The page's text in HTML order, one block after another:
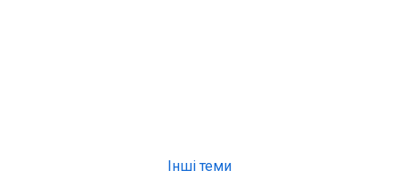
Інші теми